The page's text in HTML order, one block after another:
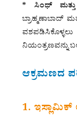
* ಸಿಂಧ್
ಬ್ರಾಹ್ಮಣಾಬಾದ್
ನಿಯಂತ್ರಣವನ್ನು
ಆಕ್ರಮಣದ
1. ಇಸ್ಲಾಮಿಕ್